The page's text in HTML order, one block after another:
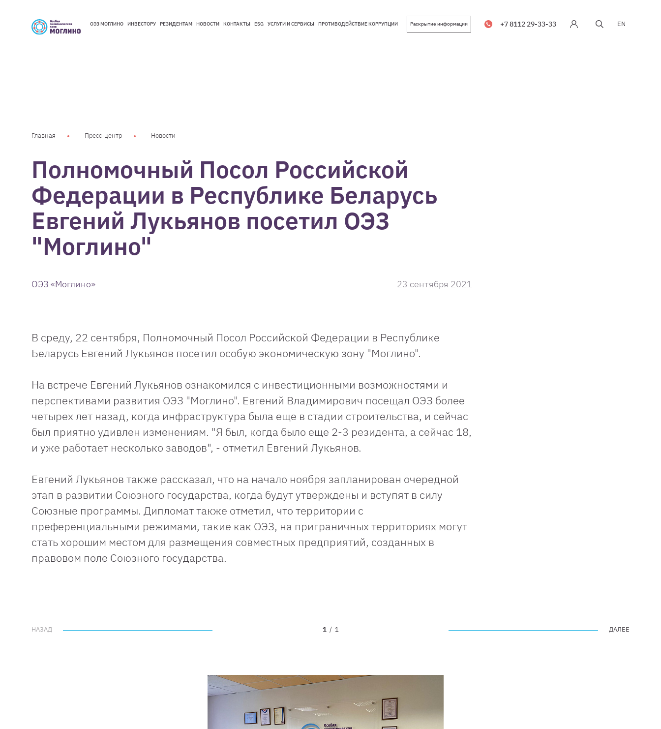
ОЭЗ МОГЛИНО ИНВЕСТОРУ РЕЗИДЕНТАМ НОВОСТИ КОНТАКТЫ ESG УСЛУГИ И СЕРВИСЫ ПРОТИВОДЕЙСТВИЕ КОРРУПЦИИ Раскрытие информации +7 8112 29-33-33 EN
Главная Пресс-центр Новости
Полномочный Посол Российской
Федерации в Республике Беларусь
Евгений Лукьянов посетил ОЭЗ
"Моглино"
ОЭЗ «Моглино» 23 сентября 2021
В среду, 22 сентября, Полномочный Посол Российской Федерации в Республике
Беларусь Евгений Лукьянов посетил особую экономическую зону "Моглино".
На встрече Евгений Лукьянов ознакомился с инвестиционными возможностями и
перспективами развития ОЭЗ "Моглино". Евгений Владимирович посещал ОЭЗ более
четырех лет назад, когда инфраструктура была еще в стадии строительства, и сейчас
был приятно удивлен изменениям. "Я был, когда было еще 2-3 резидента, а сейчас 18,
и уже работает несколько заводов", - отметил Евгений Лукьянов.
Евгений Лукьянов также рассказал, что на начало ноября запланирован очередной
этап в развитии Союзного государства, когда будут утверждены и вступят в силу
Союзные программы. Дипломат также отметил, что территории с
преференциальными режимами, такие как ОЭЗ, на приграничных территориях могут
стать хорошим местом для размещения совместных предприятий, созданных в
правовом поле Союзного государства.
НАЗАД
ДАЛЕЕ
1 / 1